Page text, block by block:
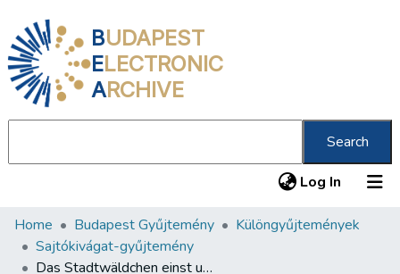
BUDAPEST
ELECTRONIC
ARCHIVE
Search
Log In (current)
Communities & Collections
All of DSpace
Home Budapest Gyűjtemény
Különgyűjtemények
Sajtókivágat-gyűjtemény
Das Stadtwäldchen einst und jetzt